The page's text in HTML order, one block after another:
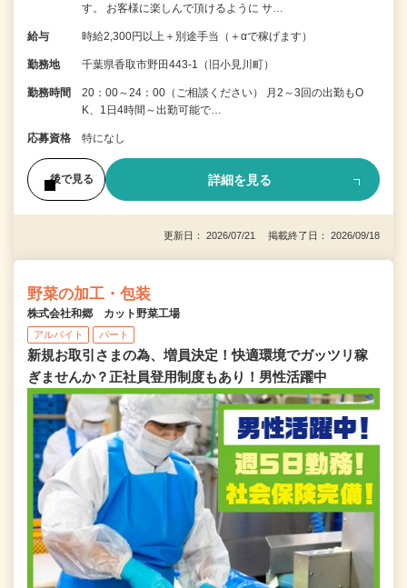
す。 お客様に楽しんで頂けるように サ…
給与 時給2,300円以上＋別途手当（＋αで稼げます）
勤務地 千葉県香取市野田443-1（旧小見川町）
勤務時間
20：00～24：00（ご相談ください） 月2～3回の出勤もO
K、1日4時間～出勤可能で…
応募資格 特になし
後で見る 詳細を見る
更新日： 2026/07/21 掲載終了日： 2026/09/18
野菜の加工・包装
株式会社和郷 カット野菜工場
アルバイト パート
新規お取引さまの為、増員決定！快適環境でガッツリ稼
ぎませんか？正社員登用制度もあり！男性活躍中